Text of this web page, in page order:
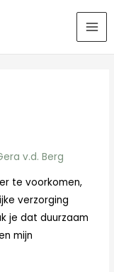
v.d. Berg
te voorkomen,
verzorging
je dat duurzaam
mijn